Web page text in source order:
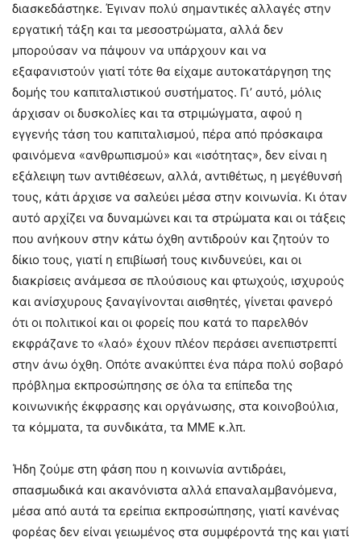
διασκεδάστηκε. Έγιναν πολύ σημαντικές αλλαγές στην
εργατική τάξη και τα μεσοστρώματα, αλλά δεν
μπορούσαν να πάψουν να υπάρχουν και να
εξαφανιστούν γιατί τότε θα είχαμε αυτοκατάργηση της
δομής του καπιταλιστικού συστήματος. Γι’ αυτό, μόλις
άρχισαν οι δυσκολίες και τα στριμώγματα, αφού η
εγγενής τάση του καπιταλισμού, πέρα από πρόσκαιρα
φαινόμενα «ανθρωπισμού» και «ισότητας», δεν είναι η
εξάλειψη των αντιθέσεων, αλλά, αντιθέτως, η μεγέθυνσή
τους, κάτι άρχισε να σαλεύει μέσα στην κοινωνία. Κι όταν
αυτό αρχίζει να δυναμώνει και τα στρώματα και οι τάξεις
που ανήκουν στην κάτω όχθη αντιδρούν και ζητούν το
δίκιο τους, γιατί η επιβίωσή τους κινδυνεύει, και οι
διακρίσεις ανάμεσα σε πλούσιους και φτωχούς, ισχυρούς
και ανίσχυρους ξαναγίνονται αισθητές, γίνεται φανερό
ότι οι πολιτικοί και οι φορείς που κατά το παρελθόν
εκφράζανε το «λαό» έχουν πλέον περάσει ανεπιστρεπτί
στην άνω όχθη. Οπότε ανακύπτει ένα πάρα πολύ σοβαρό
πρόβλημα εκπροσώπησης σε όλα τα επίπεδα της
κοινωνικής έκφρασης και οργάνωσης, στα κοινοβούλια,
τα κόμματα, τα συνδικάτα, τα ΜΜΕ κ.λπ.
Ήδη ζούμε στη φάση που η κοινωνία αντιδράει,
σπασμωδικά και ακανόνιστα αλλά επαναλαμβανόμενα,
μέσα από αυτά τα ερείπια εκπροσώπησης, γιατί κανένας
φορέας δεν είναι γειωμένος στα συμφέροντά της και γιατί